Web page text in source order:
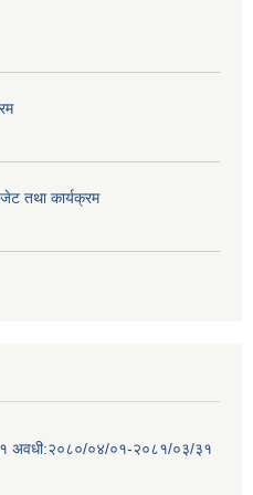
तथा कार्यक्रम
अवधी:२०८०/०४/०१-२०८१/०३/३१